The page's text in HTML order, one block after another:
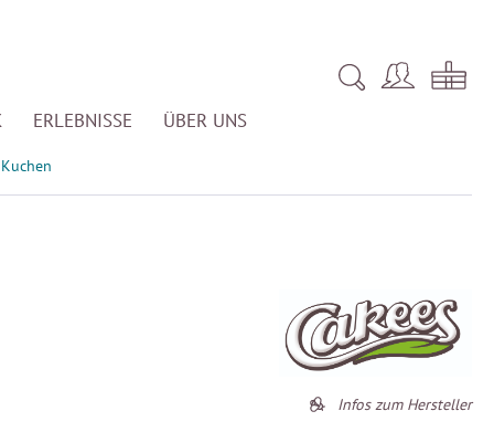
ERLEBNISSE ÜBER UNS
Kuchen
Infos zum Hersteller